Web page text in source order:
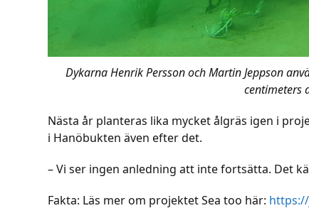
Dykarna Henrik Persson och Martin Jeppson
centimeters
Nästa år planteras lika mycket ålgräs igen i
i Hanöbukten även efter det.
– Vi ser ingen anledning att inte fortsätta. Det
Fakta: Läs mer om projektet Sea too här: